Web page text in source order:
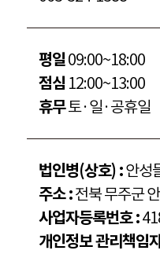
평일09:00~18:00
점심 12:00~13:00
휴무토·일·공휴일
법인병(상호) :안성
주소 :전북 무주군
사업자등록번호 :
개인정보 관리책임